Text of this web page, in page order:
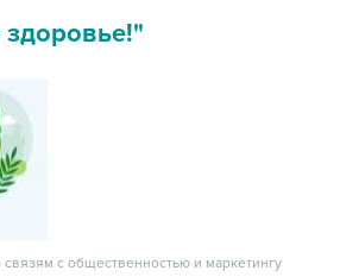
связям с общественностью и маркетингу